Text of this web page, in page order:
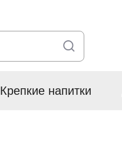
Крепкие напитки